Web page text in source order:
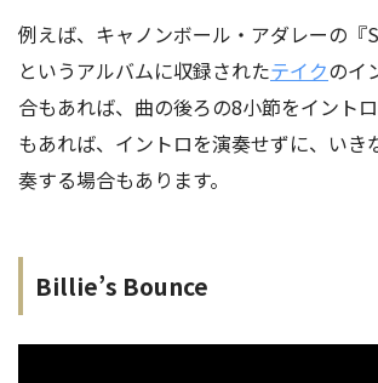
例えば、キャノンボール・アダレーの『
というアルバムに収録されたテイクのイ
合もあれば、曲の後ろの8小節をイント
もあれば、イントロを演奏せずに、いき
奏する場合もあります。
Billie’s Bounce